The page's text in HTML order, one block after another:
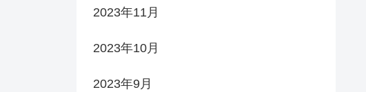
2023年11月
2023年10月
2023年9月